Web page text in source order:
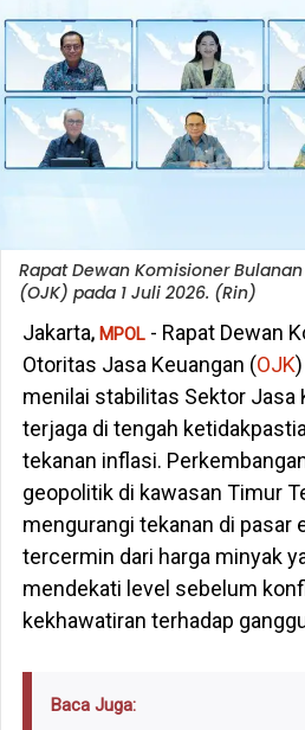
Rapat Dewan Komisioner
(OJK) pada 1 Juli 2026. (Rin)
Jakarta, MPOL- Rapat Dewan
Otoritas Jasa Keuangan (OJK
menilai stabilitas Sektor Jasa
terjaga di tengah
tekanan inflasi.
geopolitik di kawasan Timur
mengurangi tekanan di pasar
tercermin dari harga minyak
mendekati level sebelum
kekhawatiran terhadap
Baca Juga: